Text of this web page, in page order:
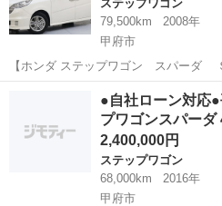
ステップワゴン
79,500km
2008年
甲府市
【ホンダ ステップワゴン スパー
イル エディション】 車輛詳細URL ↓↓ステップワゴン
●自社ローン対応
プワゴンスパー
2,400,000円
ステップワゴン
68,000km
2016年
甲府市